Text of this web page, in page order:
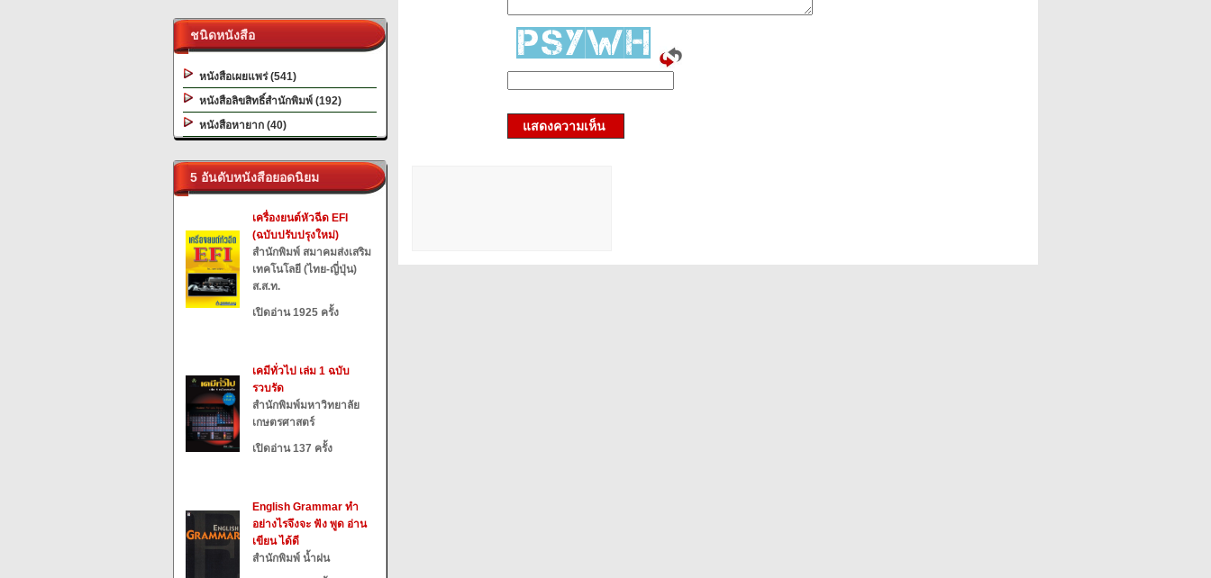
ชนิดหนังสือ
หนังสือเผยแพร่ (541)
หนังสือลิขสิทธิ์สำนักพิมพ์ (192)
หนังสือหายาก (40)
5 อันดับหนังสือยอดนิยม
เครื่องยนต์หัวฉีด EFI
(ฉบับปรับปรุงใหม่)
สำนักพิมพ์ สมาคมส่งเสริม
เทคโนโลยี (ไทย-ญี่ปุ่น)
ส.ส.ท.
เปิดอ่าน 1925 ครั้ง
เคมีทั่วไป เล่ม 1 ฉบับ
รวบรัด
สำนักพิมพ์มหาวิทยาลัย
เกษตรศาสตร์
เปิดอ่าน 137 ครั้ง
English Grammar ทำ
อย่างไรจึงจะ ฟัง พูด อ่าน
เขียน ได้ดี
สำนักพิมพ์ น้ำฝน
แสดงความเห็น